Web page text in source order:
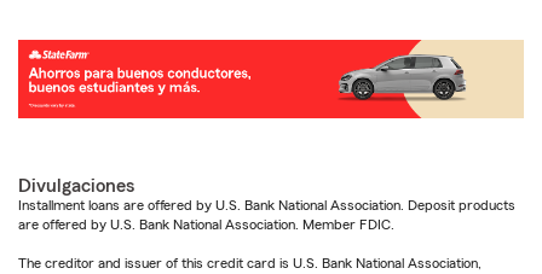
Divulgaciones
Installment loans are offered by U.S. Bank National Association. Deposit products
are offered by U.S. Bank National Association. Member FDIC.
The creditor and issuer of this credit card is U.S. Bank National Association,